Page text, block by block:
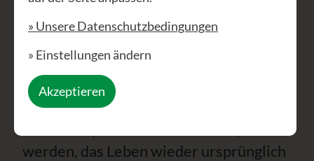
jeden Tag beginnen und auch beenden
werden - gehen wir gemeinsam los.
Die Stille, das Schweigen und die
eindrucksvolle Kraft der Natur werden
werden, das Leben wieder ursprünglich
» Unsere Datenschutzbedingungen
» Einstellungen ändern
Akzeptieren